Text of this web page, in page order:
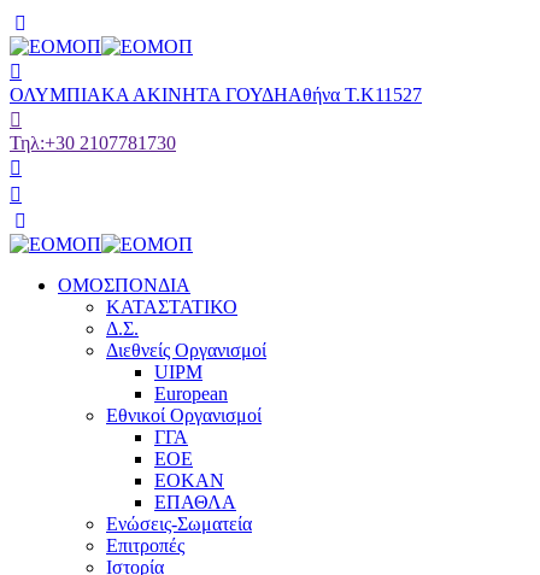
ΟΛΥΜΠΙΑΚΑ ΑΚΙΝΗΤΑ ΓΟΥΔΗΑθήνα Τ.Κ11527
Τηλ:+30 2107781730
ΟΜΟΣΠΟΝΔΙΑ
ΚΑΤΑΣΤΑΤΙΚΟ
Δ.Σ.
Διεθνείς Οργανισμοί
UIPM
European
Εθνικοί Οργανισμοί
ΓΓΑ
ΕΟΕ
ΕΟΚΑΝ
ΕΠΑΘΛΑ
Ενώσεις-Σωματεία
Επιτροπές
Ιστορία